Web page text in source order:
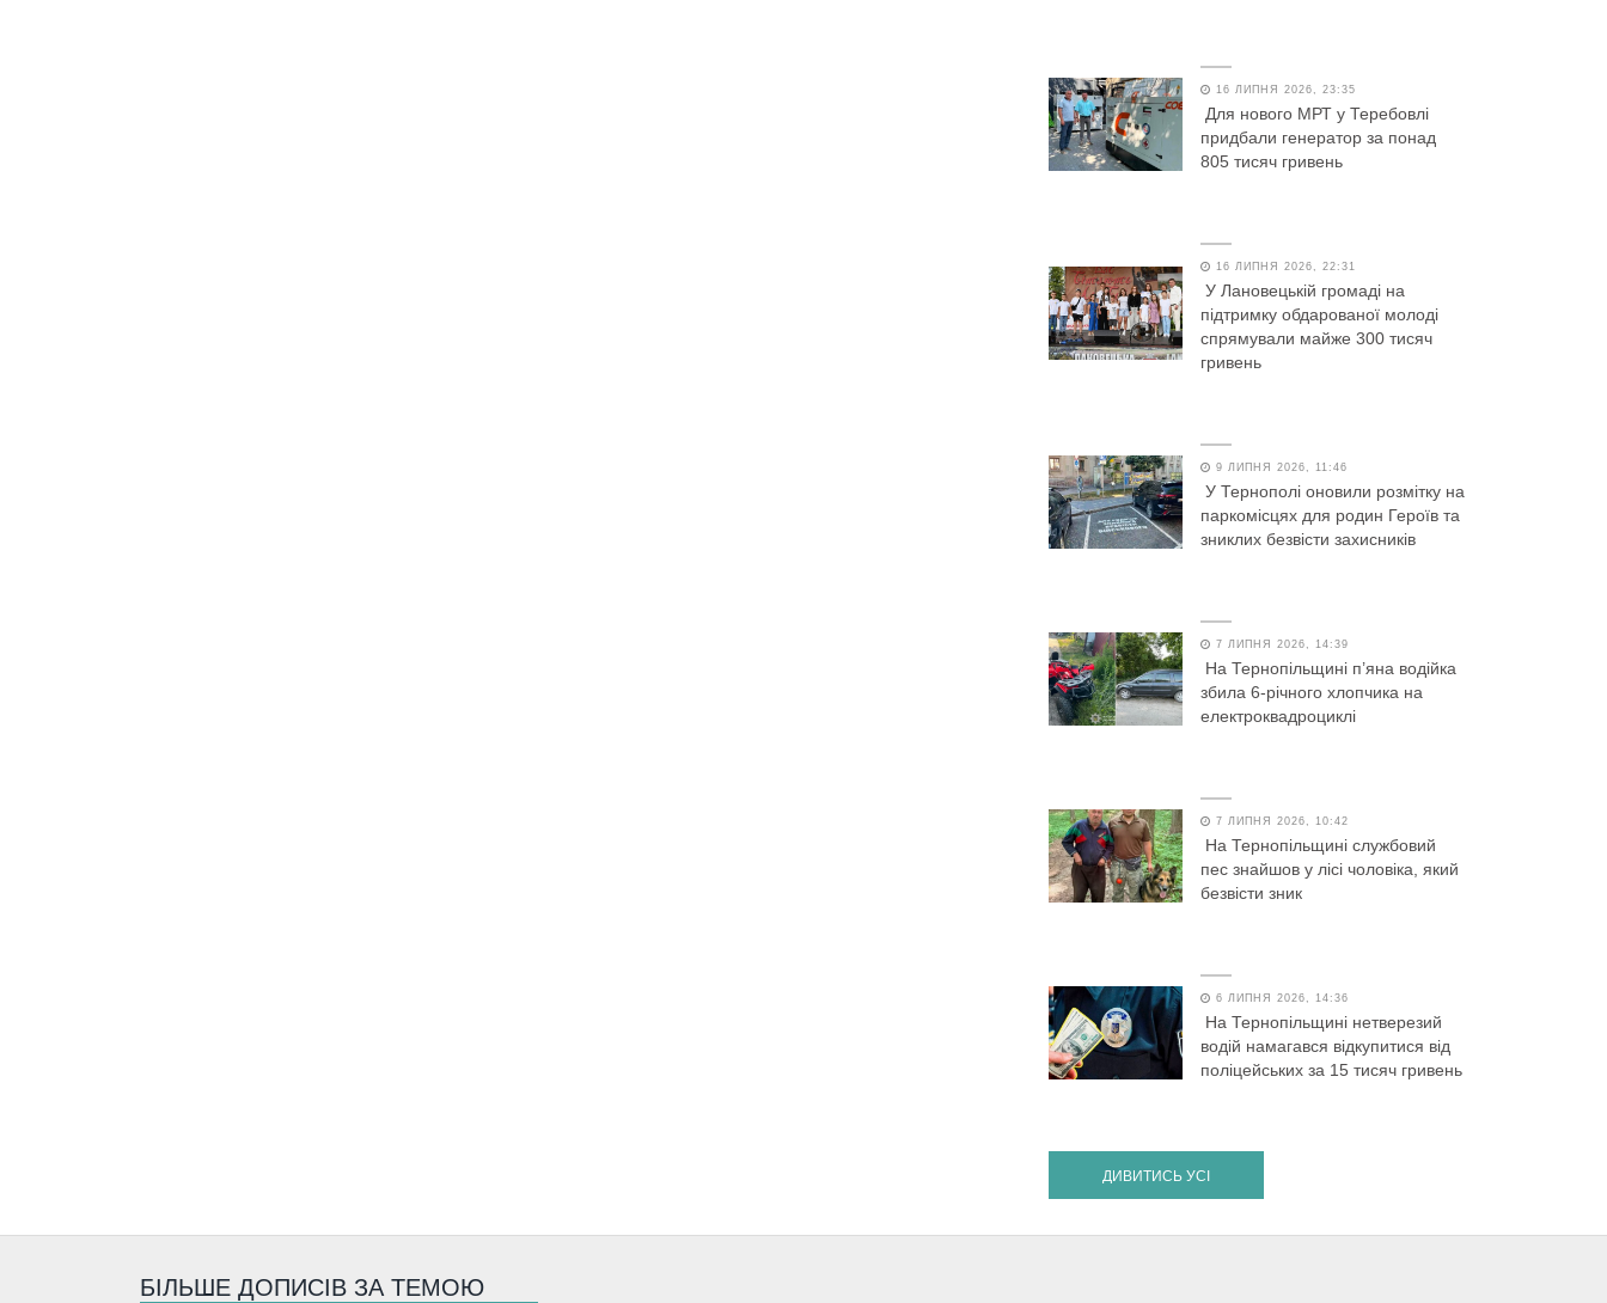
16 ЛИПНЯ 2026, 23:35
Для нового МРТ у Теребовлі
придбали генератор за понад
805 тисяч гривень
16 ЛИПНЯ 2026, 22:31
У Лановецькій громаді на
підтримку обдарованої молоді
спрямували майже 300 тисяч
гривень
9 ЛИПНЯ 2026, 11:46
У Тернополі оновили розмітку на
паркомісцях для родин Героїв та
зниклих безвісти захисників
7 ЛИПНЯ 2026, 14:39
На Тернопільщині п’яна водійка
збила 6-річного хлопчика на
електроквадроциклі
7 ЛИПНЯ 2026, 10:42
На Тернопільщині службовий
пес знайшов у лісі чоловіка, який
безвісти зник
6 ЛИПНЯ 2026, 14:36
На Тернопільщині нетверезий
водій намагався відкупитися від
поліцейських за 15 тисяч гривень
ДИВИТИСЬ УСІ
БІЛЬШЕ ДОПИСІВ ЗА ТЕМОЮ